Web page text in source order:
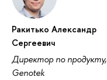
Ракитько Александр
Сергеевич
Директор по продукту,
Genotek